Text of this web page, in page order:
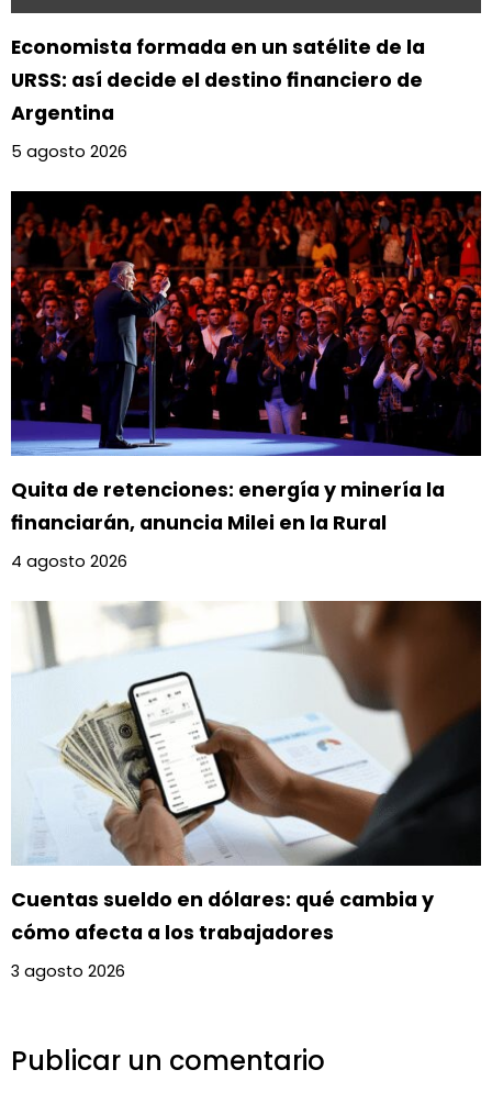
Economista formada en un satélite de la
URSS: así decide el destino financiero de
Argentina
5 agosto 2026
Quita de retenciones: energía y minería la
financiarán, anuncia Milei en la Rural
4 agosto 2026
Cuentas sueldo en dólares: qué cambia y
cómo afecta a los trabajadores
3 agosto 2026
Publicar un comentario